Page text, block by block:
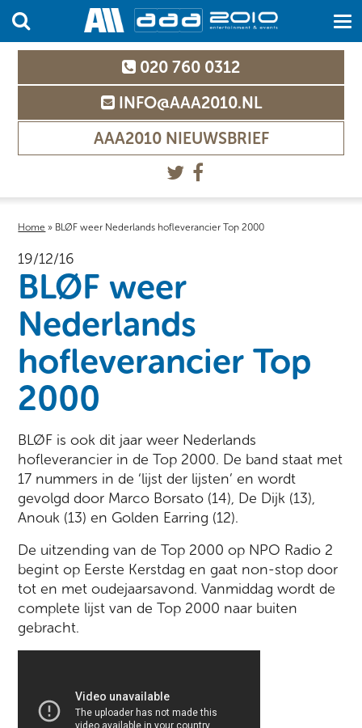
020 760 0312
INFO@AAA2010.NL
AAA2010 NIEUWSBRIEF
Home » BLØF weer Nederlands hofleverancier Top 2000
19/12/16
BLØF weer
Nederlands
hofleverancier Top
2000
BLØF is ook dit jaar weer Nederlands
hofleverancier in de Top 2000. De band staat met
17 nummers in de ‘lijst der lijsten’ en wordt
gevolgd door Marco Borsato (14), De Dijk (13),
Anouk (13) en Golden Earring (12).
De uitzending van de Top 2000 op NPO Radio 2
begint op Eerste Kerstdag en gaat non-stop door
tot en met oudejaarsavond. Vanmiddag wordt de
complete lijst van de Top 2000 naar buiten
gebracht.